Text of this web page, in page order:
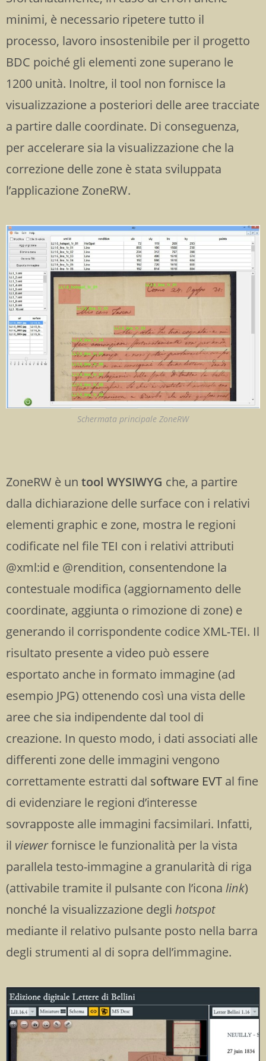
minimi, è necessario ripetere tutto il
processo, lavoro insostenibile per il progetto
BDC poiché gli elementi zone superano le
1200 unità. Inoltre, il tool non fornisce la
visualizzazione a posteriori delle aree tracciate
a partire dalle coordinate. Di conseguenza,
per accelerare sia la visualizzazione che la
correzione delle zone è stata sviluppata
l’applicazione ZoneRW.
Schermata principale ZoneRW
ZoneRW è un tool WYSIWYG che, a partire
dalla dichiarazione delle surface con i relativi
elementi graphic e zone, mostra le regioni
codificate nel file TEI con i relativi attributi
@xml:id e @rendition, consentendone la
contestuale modifica (aggiornamento delle
coordinate, aggiunta o rimozione di zone) e
generando il corrispondente codice XML-TEI. Il
risultato presente a video può essere
esportato anche in formato immagine (ad
esempio JPG) ottenendo così una vista delle
aree che sia indipendente dal tool di
creazione. In questo modo, i dati associati alle
differenti zone delle immagini vengono
correttamente estratti dal software EVT al fine
di evidenziare le regioni d’interesse
sovrapposte alle immagini facsimilari. Infatti,
il viewerfornisce le funzionalità per la vista
parallela testo-immagine a granularità di riga
(attivabile tramite il pulsante con l’icona link)
nonché la visualizzazione degli hotspot
mediante il relativo pulsante posto nella barra
degli strumenti al di sopra dell’immagine.